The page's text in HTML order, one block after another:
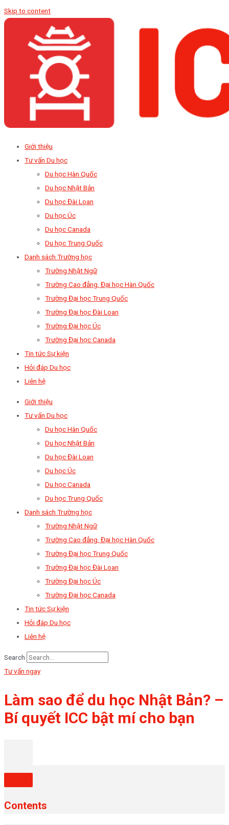
Skip to content
Giới thiệu
Tư vấn Du học
Du học Hàn Quốc
Du học Nhật Bản
Du học Đài Loan
Du học Úc
Du học Canada
Du học Trung Quốc
Danh sách Trường học
Trường Nhật Ngữ
Trường Cao đẳng, Đại học Hàn Quốc
Trường Đại học Trung Quốc
Trường Đại học Đài Loan
Trường Đại học Úc
Trường Đại học Canada
Tin tức Sự kiện
Hỏi đáp Du học
Liên hệ
Giới thiệu
Tư vấn Du học
Du học Hàn Quốc
Du học Nhật Bản
Du học Đài Loan
Du học Úc
Du học Canada
Du học Trung Quốc
Danh sách Trường học
Trường Nhật Ngữ
Trường Cao đẳng, Đại học Hàn Quốc
Trường Đại học Trung Quốc
Trường Đại học Đài Loan
Trường Đại học Úc
Trường Đại học Canada
Tin tức Sự kiện
Hỏi đáp Du học
Liên hệ
Search
Tư vấn ngay
Làm sao để du học Nhật Bản? –
Bí quyết ICC bật mí cho bạn
Contents